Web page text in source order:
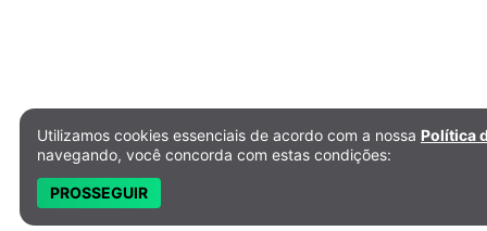
Política de Privacidade e Cookies
Utilizamos cookies essenciais de acordo com a nossa Política
navegando, você concorda com estas condições:
PROSSEGUIR